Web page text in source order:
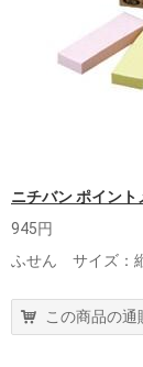
ニチバン ポイント
945円
ふせん サイズ：
この商品の通